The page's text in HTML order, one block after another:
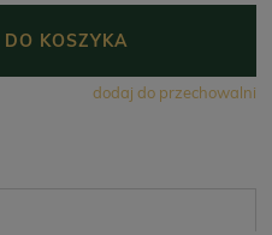
DO KOSZYKA
dodaj do przechowalni